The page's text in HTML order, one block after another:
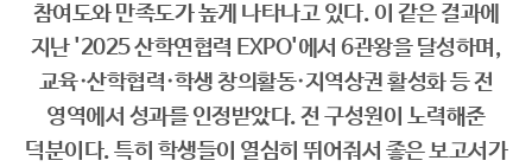
참여도와 만족도가 높게 나타나고 있다. 이 같은 결과에
지난 '2025 산학연협력 EXPO'에서 6관왕을 달성하며,
교육·산학협력·학생 창의활동·지역상권 활성화 등 전
영역에서 성과를 인정받았다. 전 구성원이 노력해준
덕분이다. 특히 학생들이 열심히 뛰어줘서 좋은 보고서가